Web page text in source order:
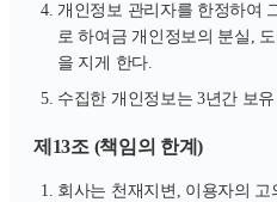
개인정보 관리자를 한정하여
로 하여금 개인정보의 분실,
을 지게 한다.
수집한 개인정보는 3년간 보
제13조 (책임의 한계)
회사는 천재지변, 이용자의